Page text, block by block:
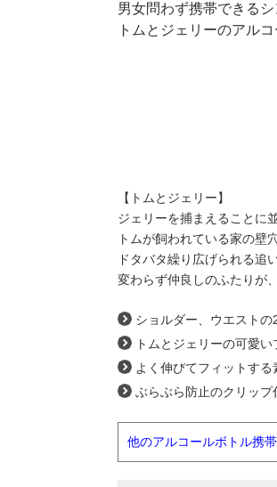
男女問わず携帯できる
トムとジェリーのアル
【トムとジェリー】
ジェリーを捕まえることに
トムが飼われている家の壁
ドタバタ繰り広げられる追
変わらず仲良しのふたりが
ショルダー、ウエストの
トムとジェリーの可愛い
よく伸びてフィットする
ぶらぶら防止のクリップ
他のアルコールボトル携